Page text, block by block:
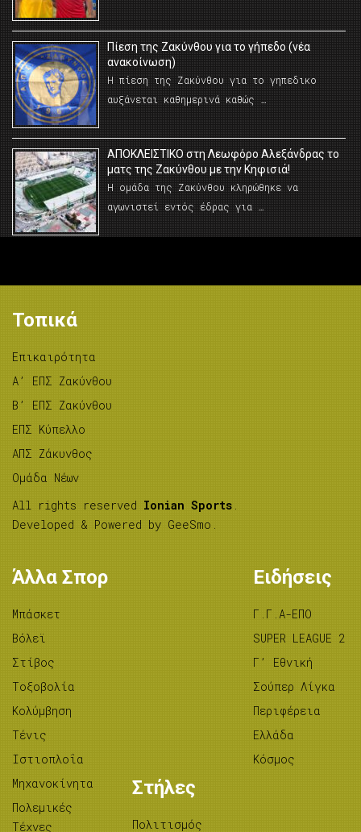
Πίεση της Ζακύνθου για το γήπεδο (νέα
ανακοίνωση)
Η πίεση της Ζακύνθου για το γηπεδικο
αυξάνεται καθημερινά καθώς …
AΠΟΚΛΕΙΣΤΙΚΟ στη Λεωφόρο Αλεξάνδρας το
ματς της Ζακύνθου με την Κηφισιά!
Η ομάδα της Ζακύνθου κληρώθηκε να
αγωνιστεί εντός έδρας για …
Τοπικά
Επικαιρότητα
A’ ΕΠΣ Ζακύνθου
B’ ΕΠΣ Ζακύνθου
ΕΠΣ Κύπελλο
ΑΠΣ Ζάκυνθος
Ομάδα Νέων
All rights reserved Ionian Sports .
Developed & Powered by GeeSmo .
Άλλα Σπορ
Μπάσκετ
Βόλεϊ
Στίβος
Tοξοβολία
Κολύμβηση
Τένις
Ιστιοπλοΐα
Μηχανοκίνητα
Πολεμικές
Τέχνες
Ειδήσεις
Γ.Γ.Α-ΕΠΟ
SUPER LEAGUE 2
Γ’ Εθνική
Σούπερ Λίγκα
Περιφέρεια
Ελλάδα
Κόσμος
Στήλες
Πολιτισμός